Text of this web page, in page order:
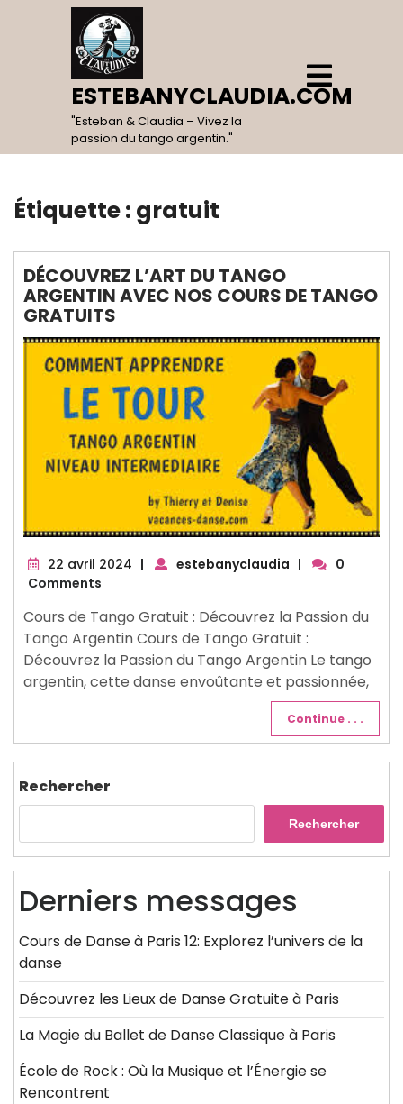
ESTEBANYCLAUDIA.COM
"Esteban & Claudia – Vivez la
passion du tango argentin."
Open
Menu
Étiquette : gratuit
DÉCOUVREZ L’ART DU TANGO
ARGENTIN AVEC NOS COURS DE TANGO
GRATUITS
22 avril 2024 22
| estebanyclaudia |
0
Comments
Cours de Tango Gratuit : Découvrez la Passion du
Tango Argentin Cours de Tango Gratuit :
Découvrez la Passion du Tango Argentin Le tango
argentin, cette danse envoûtante et passionnée,
Continue . . .
Rechercher
Rechercher
Derniers messages
Cours de Danse à Paris 12: Explorez l’univers de la
danse
Découvrez les Lieux de Danse Gratuite à Paris
La Magie du Ballet de Danse Classique à Paris
École de Rock : Où la Musique et l’Énergie se
Rencontrent